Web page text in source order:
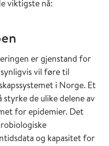
viktigste nå:
er gjenstand for
vil føre til
i Norge. Et
de ulike delene av
for epidemier. Det
og kapasitet for